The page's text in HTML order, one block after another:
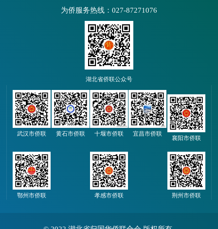
为侨服务热线：027-87271076
湖北省侨联公众号
武汉市侨联 黄石市侨联 十堰市侨联 宜昌市侨联
襄阳市侨联
鄂州市侨联 孝感市侨联 荆州市侨联